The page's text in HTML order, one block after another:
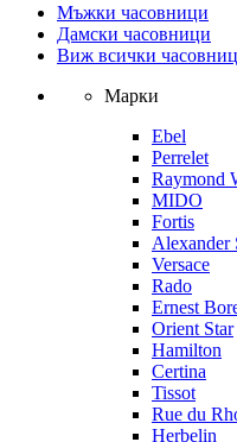
Мъжки часовници
Дамски часовници
Виж всички
Марки
Ebel
Perrelet
Raymond
MIDO
Fortis
Alexander
Versace
Rado
Ernest
Orient Star
Hamilton
Certina
Tissot
Rue du
Herbelin